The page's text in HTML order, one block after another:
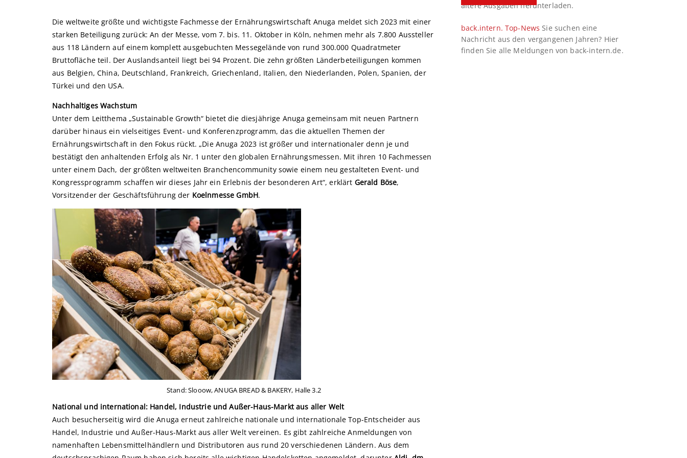
Die weltweite größte und wichtigste Fachmesse der Ernährungswirtschaft Anuga meldet sich 2023 mit einer
starken Beteiligung zurück: An der Messe, vom 7. bis. 11. Oktober in Köln, nehmen mehr als 7.800 Aussteller
aus 118 Ländern auf einem komplett ausgebuchten Messegelände von rund 300.000 Quadratmeter
Bruttofläche teil. Der Auslandsanteil liegt bei 94 Prozent. Die zehn größten Länderbeteiligungen kommen
aus Belgien, China, Deutschland, Frankreich, Griechenland, Italien, den Niederlanden, Polen, Spanien, der
Türkei und den USA.
Nachhaltiges Wachstum
Unter dem Leitthema „Sustainable Growth“ bietet die diesjährige Anuga gemeinsam mit neuen Partnern
darüber hinaus ein vielseitiges Event- und Konferenzprogramm, das die aktuellen Themen der
Ernährungswirtschaft in den Fokus rückt. „Die Anuga 2023 ist größer und internationaler denn je und
bestätigt den anhaltenden Erfolg als Nr. 1 unter den globalen Ernährungsmessen. Mit ihren 10 Fachmessen
unter einem Dach, der größten weltweiten Branchencommunity sowie einem neu gestalteten Event- und
Kongressprogramm schaffen wir dieses Jahr ein Erlebnis der besonderen Art“, erklärt Gerald Böse,
Vorsitzender der Geschäftsführung der Koelnmesse GmbH.
Stand: Slooow, ANUGA BREAD & BAKERY, Halle 3.2
National und international: Handel, Industrie und Außer-Haus-Markt aus aller Welt
Auch besucherseitig wird die Anuga erneut zahlreiche nationale und internationale Top-Entscheider aus
Handel, Industrie und Außer-Haus-Markt aus aller Welt vereinen. Es gibt zahlreiche Anmeldungen von
namenhaften Lebensmittelhändlern und Distributoren aus rund 20 verschiedenen Ländern. Aus dem
ältere Ausgaben herunterladen.
back.intern. Top-News Sie suchen eine
Nachricht aus den vergangenen Jahren? Hier
finden Sie alle Meldungen von back-intern.de.